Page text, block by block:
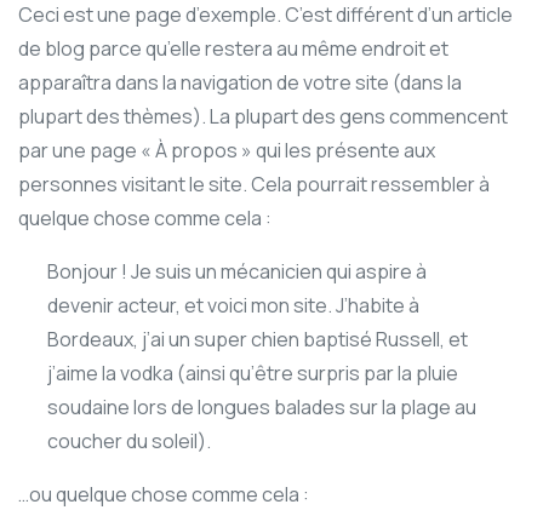
Ceci est une page d’exemple. C’est différent d’un article
de blog parce qu’elle restera au même endroit et
apparaîtra dans la navigation de votre site (dans la
plupart des thèmes). La plupart des gens commencent
par une page « À propos » qui les présente aux
personnes visitant le site. Cela pourrait ressembler à
quelque chose comme cela :
Bonjour ! Je suis un mécanicien qui aspire à
devenir acteur, et voici mon site. J’habite à
Bordeaux, j’ai un super chien baptisé Russell, et
j’aime la vodka (ainsi qu’être surpris par la pluie
soudaine lors de longues balades sur la plage au
coucher du soleil).
…ou quelque chose comme cela :